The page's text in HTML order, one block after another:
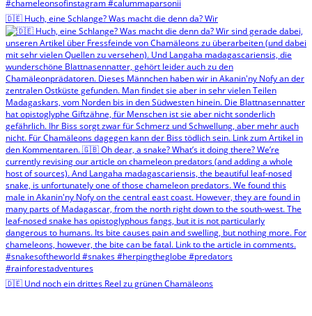
🇩🇪 Huch, eine Schlange? Was macht die denn da? Wir
🇩🇪 Und noch ein drittes Reel zu grünen Chamäleons